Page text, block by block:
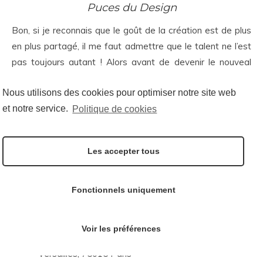
Nous utilisons des cookies pour optimiser notre site web
et notre service. Politique de cookies
Les accepter tous
Fonctionnels uniquement
Voir les préférences
Puces du Design
Bon, si je reconnais que le goût de la création est de plus
en plus partagé, il me faut admettre que le talent ne l’est
pas toujours autant ! Alors avant de devenir le nouveal
qui se fait de mieux aujourd’hui.Les Puces du Designsont
de retour pour leur 35ème édition : au programme, un
Les Puces du Design
Du 17 au 20 novembre, jeudi de 14h00 à 22h00,
Versailles, 75015 Paris